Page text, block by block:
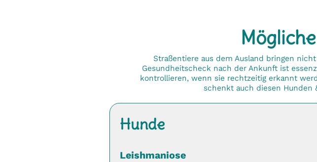
Straßentiere aus dem Ausland bringen
Gesundheitscheck nach der Ankunft ist
kontrollieren, wenn sie rechtzeitig erkannt
schenkt auch diesen Hunden
Hunde
Leishmaniose